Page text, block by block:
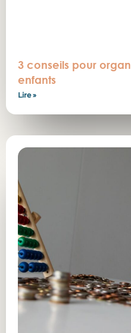
3 conseils pour
enfants
Lire »